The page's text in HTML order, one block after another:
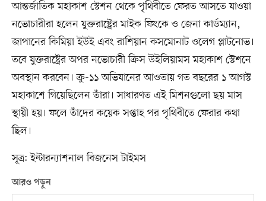
আন্তর্জাতিক মহাকাশ স্টেশন থেকে পৃথিবীতে ফেরত আসতে যাওয়া
নভোচারীরা হলেন যুক্তরাষ্ট্রের মাইক ফিংকে ও জেনা কার্ডম্যান,
জাপানের কিমিয়া ইউই এবং রাশিয়ান কসমোনাট ওলেগ প্লাটনোভ।
তবে যুক্তরাষ্ট্রের অপর নভোচারী ক্রিস উইলিয়ামস মহাকাশ স্টেশনে
অবস্থান করবেন। ক্রু-১১ অভিযানের আওতায় গত বছরের ১ আগস্ট
মহাকাশে গিয়েছিলেন তাঁরা। সাধারণত এই মিশনগুলো ছয় মাস
স্থায়ী হয়। ফলে তাঁদের কয়েক সপ্তাহ পর পৃথিবীতে ফেরার কথা
ছিল।
সূত্র: ইন্টারন্যাশনাল বিজনেস টাইমস
আরও পড়ুন